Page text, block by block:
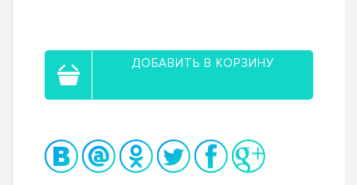
ДОБАВИТЬ В КОРЗИНУ